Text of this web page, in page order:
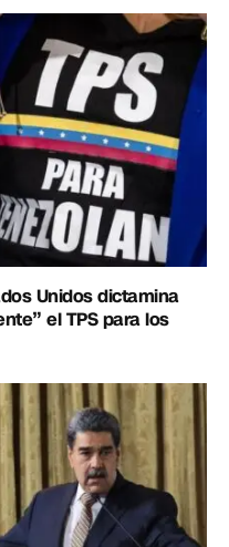
Unidos dictamina
el TPS para los